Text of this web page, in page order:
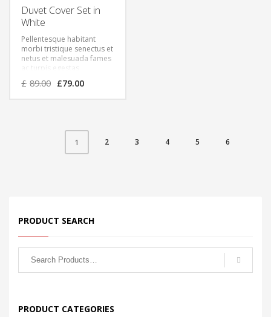
Duvet Cover Set in
White
Pellentesque habitant
morbi tristique senectus et
netus et malesuada fames
ac turpis egestas.
feugiat vitae, ultricies eget,
£ 89.00 £79.00
1 2 3 4 5 6
PRODUCT SEARCH
PRODUCT CATEGORIES